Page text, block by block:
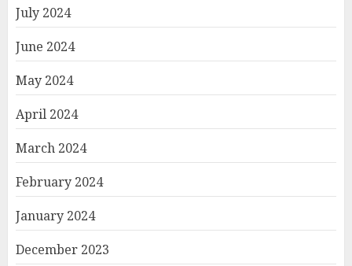
July 2024
June 2024
May 2024
April 2024
March 2024
February 2024
January 2024
December 2023